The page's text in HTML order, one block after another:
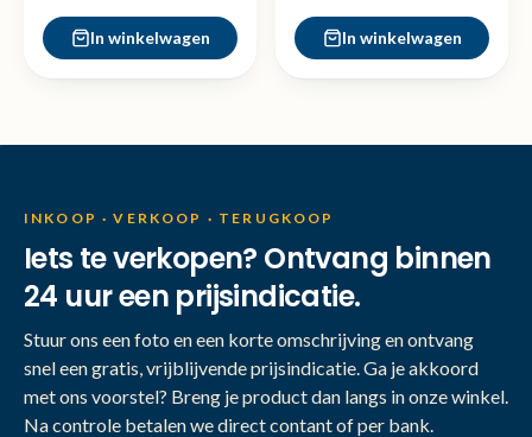
In winkelwagen In winkelwagen
INKOOP · VERKOOP · TERUGKOOP
Iets te verkopen? Ontvang binnen
24 uur een prijsindicatie.
Stuur ons een foto en een korte omschrijving en ontvang
snel een gratis, vrijblijvende prijsindicatie. Ga je akkoord
met ons voorstel? Breng je product dan langs in onze winkel.
Na controle betalen we direct contant of per bank.